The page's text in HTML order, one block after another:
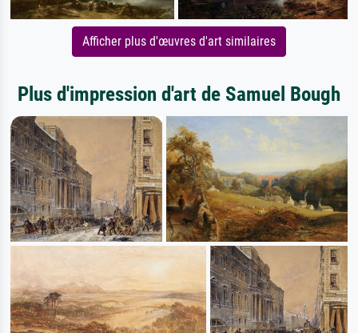
Afficher plus d'œuvres d'art similaires
Plus d'impression d'art de Samuel Bough